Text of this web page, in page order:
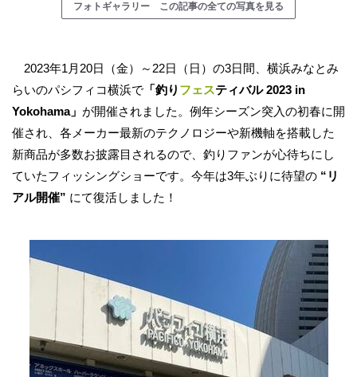
フォトギャラリー この記事の全ての写真を見る
2023年1月20日（金）～22日（日）の3日間、横浜みなとみ
らいのパシフィコ横浜で 「釣り フェスティバル 2023 in
Yokohama」 が開催されました。例年シーズン突入の初春に開
催され、各メーカー最新のテクノロジーや新機軸を搭載した
新商品が多数お披露目されるので、釣りファンが心待ちにし
ていたフィッシングショーです。今年は3年ぶりに待望の “リ
アル開催” にて復活しました！